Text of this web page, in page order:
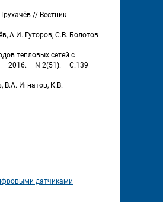
// Вестник
А.И. Гуторов, С.В. Болотов
тепловых сетей с
– 2016. – N 2(51). – С.139–
В.А. Игнатов, К.В.
датчиками